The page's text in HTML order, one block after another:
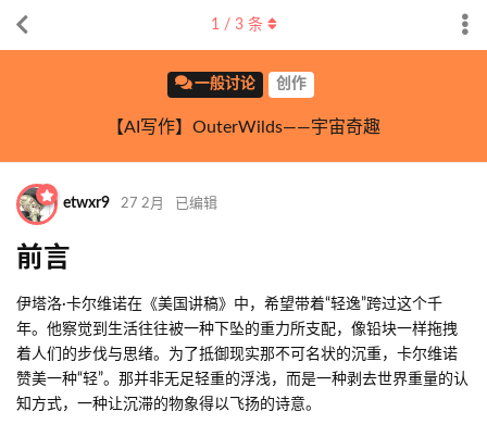
一般讨论 创作
【AI写作】OuterWilds——宇宙奇趣
1 / 3条
etwxr9 27 2月 已编辑
前言
伊塔洛·卡尔维诺在《美国讲稿》中，希望带着“轻逸”跨过这个千
年。他察觉到生活往往被一种下坠的重力所支配，像铅块一样拖拽
着人们的步伐与思绪。为了抵御现实那不可名状的沉重，卡尔维诺
赞美一种“轻”。那并非无足轻重的浮浅，而是一种剥去世界重量的认
知方式，一种让沉滞的物象得以飞扬的诗意。